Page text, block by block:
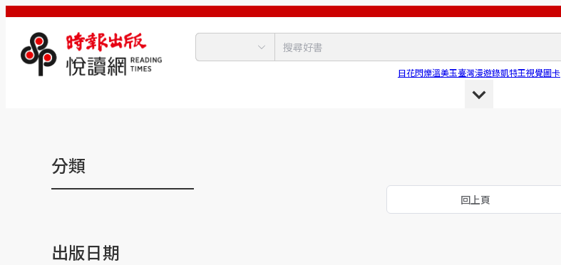
日花閃爍溫美玉臺灣漫遊錄凱特王視覺圖卡
分類
出版日期
回上頁